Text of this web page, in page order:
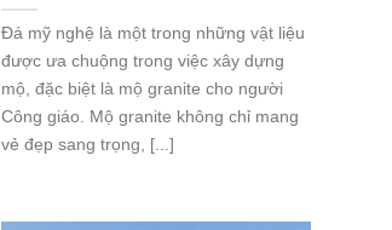
Đá mỹ nghệ là một trong những vật liệu
được ưa chuộng trong việc xây dựng
mộ, đặc biệt là mộ granite cho người
Công giáo. Mộ granite không chỉ mang
vẻ đẹp sang trọng, [...]